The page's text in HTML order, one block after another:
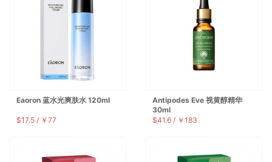
Eaoron 蓝水光爽肤水 120ml
$17.5 / ￥77
Antipodes Eve 视黄醇精华
30ml
$41.6 / ￥183